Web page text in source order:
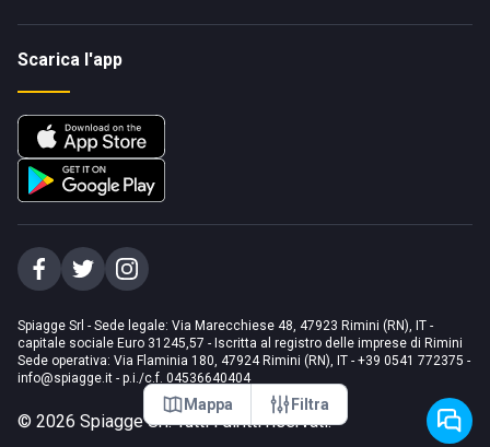
Mappa Filtra
Scarica l'app
Spiagge Srl - Sede legale: Via Marecchiese 48, 47923 Rimini (RN), IT -
capitale sociale Euro 31245,57 - Iscritta al registro delle imprese di Rimini
Sede operativa: Via Flaminia 180, 47924 Rimini (RN), IT - +39 0541 772375 -
info@spiagge.it - p.i./c.f. 04536640404
© 2026 Spiagge Srl. Tutti i diritti riservati.